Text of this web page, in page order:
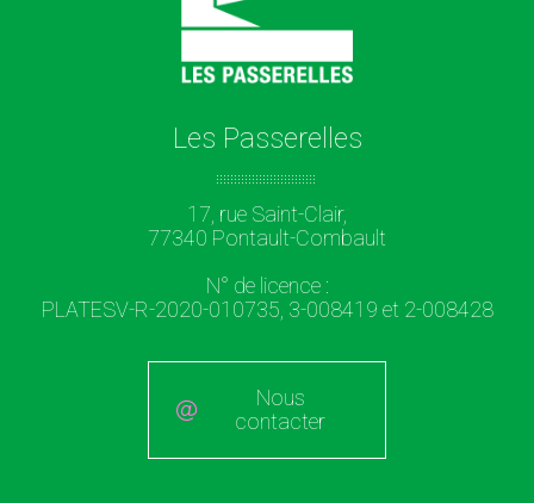
Les Passerelles
17, rue Saint-Clair,
77340 Pontault-Combault
N° de licence :
PLATESV-R-2020-010735, 3-008419 et 2-008428
Nous
contacter